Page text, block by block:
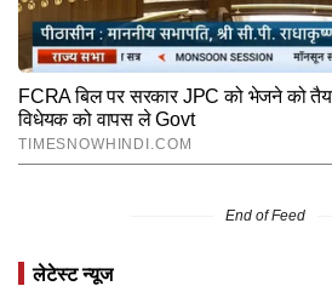
End of Feed
लेटेस्ट न्यूज